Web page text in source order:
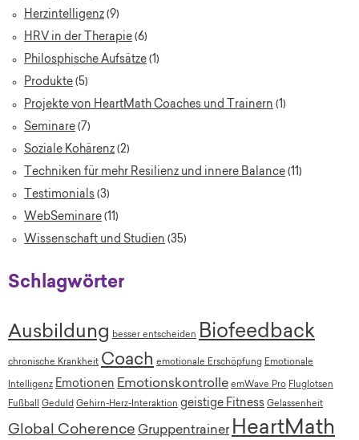
Herzintelligenz (9)
HRV in der Therapie (6)
Philosphische Aufsätze (1)
Produkte (5)
Projekte von HeartMath Coaches und Trainern (1)
Seminare (7)
Soziale Kohärenz (2)
Techniken für mehr Resilienz und innere Balance (11)
Testimonials (3)
WebSeminare (11)
Wissenschaft und Studien (35)
Schlagwörter
Ausbildung besser entscheiden Biofeedback
chronische Krankheit Coach emotionale Erschöpfung Emotionale
Intelligenz Emotionen Emotionskontrolle emWave Pro Fluglotsen
Fußball Geduld Gehirn-Herz-Interaktion geistige Fitness Gelassenheit
Global Coherence Gruppentrainer HeartMath